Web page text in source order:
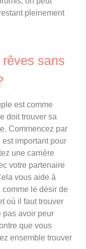
pleinement
sans
est comme
doit trouver sa
Commencez par
important pour
une carrière
votre partenaire
vous aide à
comme le désir de
où il faut trouver
pas avoir peur
que vous
ensemble trouver